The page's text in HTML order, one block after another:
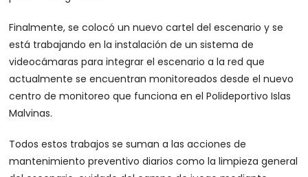
Finalmente, se colocó un nuevo cartel del escenario y se
está trabajando en la instalación de un sistema de
videocámaras para integrar el escenario a la red que
actualmente se encuentran monitoreados desde el nuevo
centro de monitoreo que funciona en el Polideportivo Islas
Malvinas.
Todos estos trabajos se suman a las acciones de
mantenimiento preventivo diarios como la limpieza general